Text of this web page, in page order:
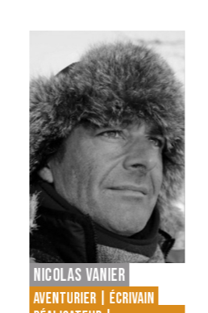
ALEXANDRA COUSTEAU
MILITANTE ÉCOLOGISTE